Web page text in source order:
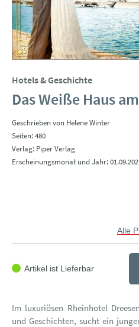
Hotels & Geschichte
Das Weiße Haus
Geschrieben von Helene Winter
Seiten: 480
Verlag: Piper Verlag
Erscheinungsmonat und Jahr:
Alle
Artikel ist Lieferbar
Im luxuriösen Rheinhotel
und Geschichten, sucht ein